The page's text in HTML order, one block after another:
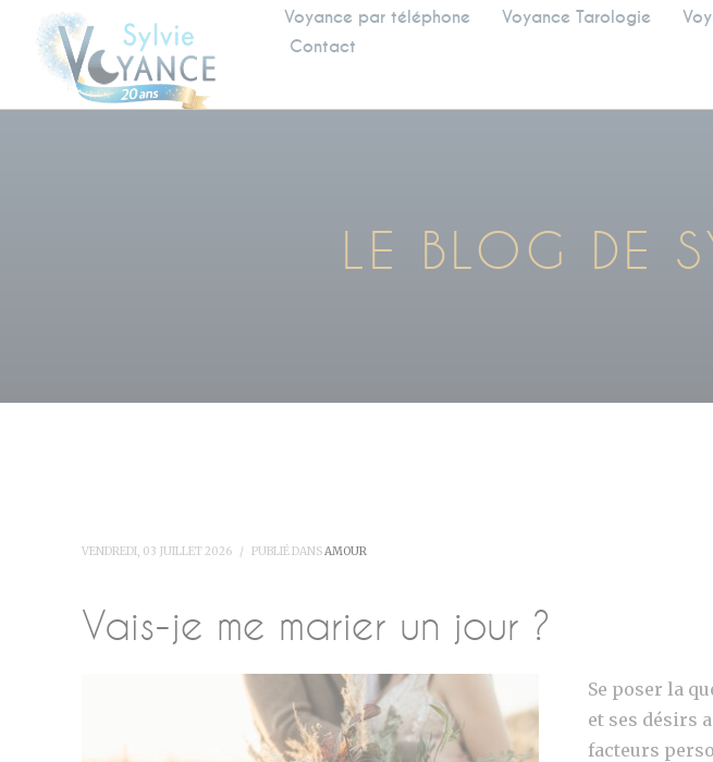
Voyance par téléphone Voyance Tarologie
Contact
LE BLOG DE
VENDREDI, 03 JUILLET 2026 / PUBLIÉ DANSAMOUR
Vais-je me marier un jour ?
Se poser la
et ses désirs
facteurs